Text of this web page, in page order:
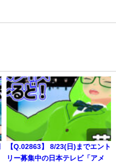
【Q.02863】 8/23(日)までエント
リー募集中の日本テレビ「アメ